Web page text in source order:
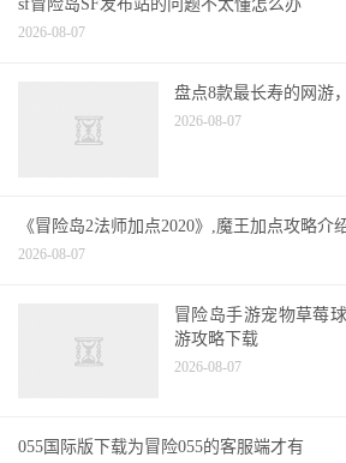
sf冒险岛SF发布站的问题不太懂怎么办
2026-08-07
盘点8款最长寿的网游
2026-08-07
《冒险岛2法师加点2020》,魔王加点攻略介
2026-08-07
冒险岛手游宠物草莓
游攻略下载
2026-08-07
055国际版下载为冒险055的客服端才有